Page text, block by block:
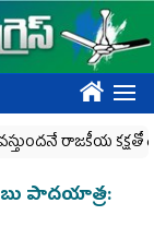
????
రాజకీయ కక్షతో దిశ
పాదయాత్ర: